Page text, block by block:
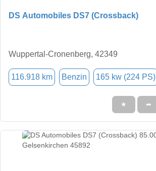
DS Automobiles DS7 (Crossback)
Wuppertal-Cronenberg, 42349
116.918 km Benzin 165 kw (224 PS)
★ ➦